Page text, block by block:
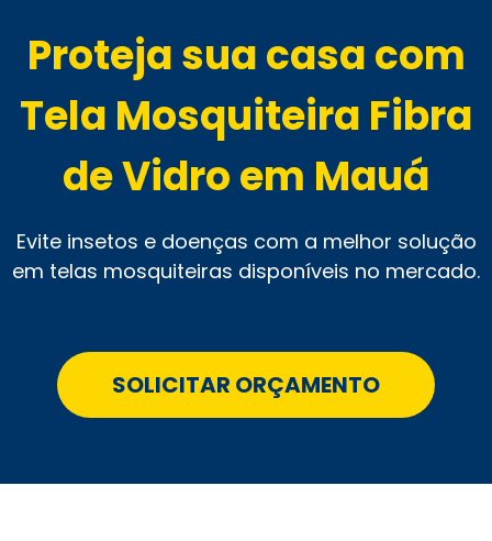
Proteja sua casa com
Tela Mosquiteira Fibra
de Vidro em Mauá
Evite insetos e doenças com a melhor solução
em telas mosquiteiras disponíveis no mercado.
SOLICITAR ORÇAMENTO